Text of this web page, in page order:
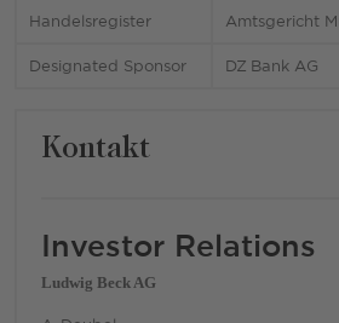
Handelsregister Amtsgericht
Designated Sponsor DZ Bank AG
Kontakt
Investor Relations
Ludwig Beck AG